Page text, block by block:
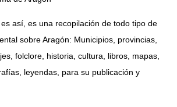
así, es una recopilación de todo tipo de
sobre Aragón: Municipios, provincias,
folclore, historia, cultura, libros, mapas,
leyendas, para su publicación y